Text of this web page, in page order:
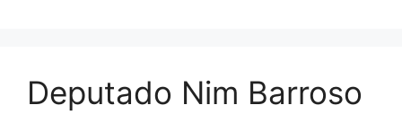
Deputado Nim Barroso